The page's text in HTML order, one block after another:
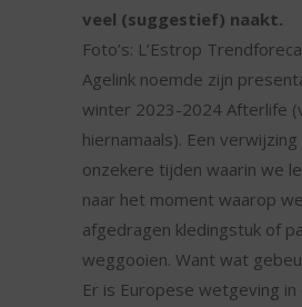
veel (suggestief) naakt.
Foto’s: L’Estrop
Agelink noemde zijn
winter 2023-2024 Afterlife
hiernamaals). Een
onzekere tijden waarin we
naar het moment waarop
afgedragen kledingstuk of
weggooien. Want wat
Er is Europese wetgeving in